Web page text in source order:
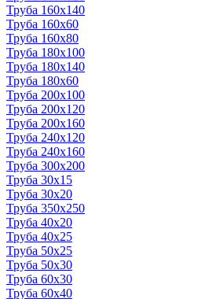
Труба 160x140
Труба 160x60
Труба 160x80
Труба 180x100
Труба 180x140
Труба 180x60
Труба 200x100
Труба 200x120
Труба 200x160
Труба 240x120
Труба 240x160
Труба 300x200
Труба 30x15
Труба 30x20
Труба 350x250
Труба 40x20
Труба 40x25
Труба 50x25
Труба 50x30
Труба 60x30
Труба 60x40